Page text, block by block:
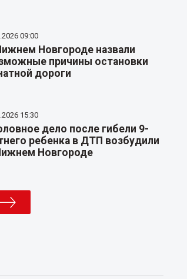
09:00
Новгороде назвали
причины остановки
дороги
15:30
дело после гибели 9-
ребенка в ДТП возбудили
Новгороде